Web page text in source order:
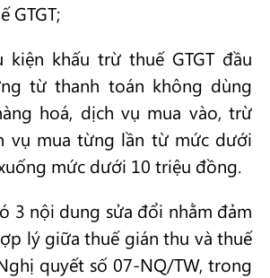
GTGT;
kiện khấu trừ thuế GTGT đầu
từ thanh toán không dùng
hoá, dịch vụ mua vào, trừ
vụ mua từng lần từ mức dưới
mức dưới 10 triệu đồng.
3 nội dung sửa đổi nhằm đảm
lý giữa thuế gián thu và thuế
quyết số 07-NQ/TW, trong